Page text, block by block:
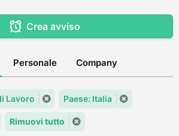
Crea avviso
Personale Company
Lavoro Paese: Italia
Rimuovi tutto